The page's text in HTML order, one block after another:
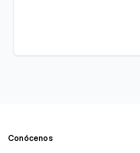
Conócenos